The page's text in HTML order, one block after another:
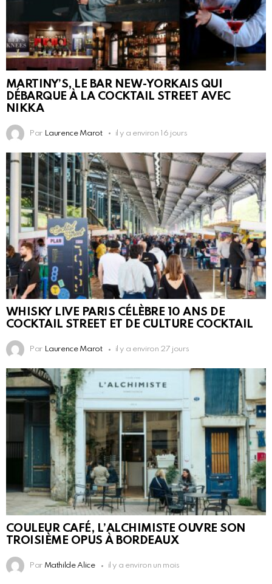
MARTINY’S, LE BAR NEW-YORKAIS QUI
DÉBARQUE À LA COCKTAIL STREET AVEC
NIKKA
Par Laurence Marot il y a environ 16 jours
WHISKY LIVE PARIS CÉLÈBRE 10 ANS DE
COCKTAIL STREET ET DE CULTURE COCKTAIL
Par Laurence Marot il y a environ 27 jours
COULEUR CAFÉ, L’ALCHIMISTE OUVRE SON
TROISIÈME OPUS À BORDEAUX
Par Mathilde Alice il y a environ un mois